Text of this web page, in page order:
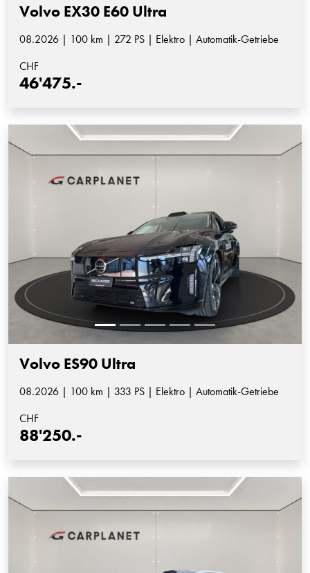
Volvo EX30 E60 Ultra
08.2026 | 100 km | 272 PS | Elektro | Automatik-Getriebe
CHF
46'475.-
Volvo ES90 Ultra
08.2026 | 100 km | 333 PS | Elektro | Automatik-Getriebe
CHF
88'250.-